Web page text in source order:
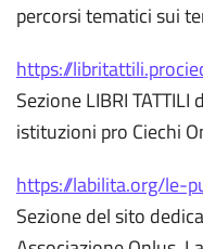
percorsi tematici sui
https://
Sezione LIBRI
istituzioni pro Ciechi
https://labilita.org/le-
Sezione del sito